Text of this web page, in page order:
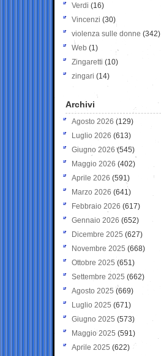
Verdi (16)
Vincenzi (30)
violenza sulle donne (342)
Web (1)
Zingaretti (10)
zingari (14)
Archivi
Agosto 2026 (129)
Luglio 2026 (613)
Giugno 2026 (545)
Maggio 2026 (402)
Aprile 2026 (591)
Marzo 2026 (641)
Febbraio 2026 (617)
Gennaio 2026 (652)
Dicembre 2025 (627)
Novembre 2025 (668)
Ottobre 2025 (651)
Settembre 2025 (662)
Agosto 2025 (669)
Luglio 2025 (671)
Giugno 2025 (573)
Maggio 2025 (591)
Aprile 2025 (622)